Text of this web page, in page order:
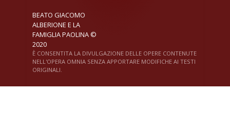
BEATO GIACOMO
ALBERIONE E LA
FAMIGLIA PAOLINA ©
2020
È CONSENTITA LA DIVULGAZIONE DELLE OPERE CONTENUTE
NELL'OPERA OMNIA SENZA APPORTARE MODIFICHE AI TESTI
ORIGINALI.